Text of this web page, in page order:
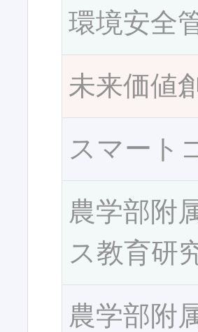
環境安全
未来価値
スマート
農学部附
ス教育研
農学部附